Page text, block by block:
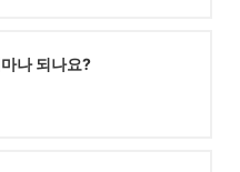
나 되나요?